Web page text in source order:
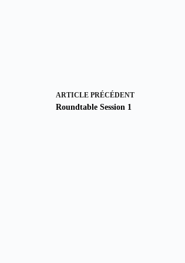
ARTICLE PRÉCÉDENT
Roundtable Session 1